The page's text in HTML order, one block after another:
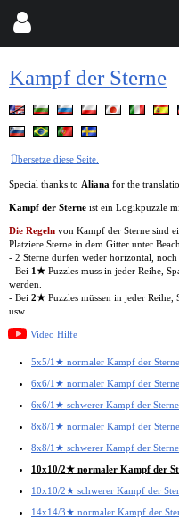
Kampf der Sterne
Übersetze diese Seite.
Special thanks to Aliana for the
Kampf der Sterne ist ein Logikpuzzle
Die Regeln von Kampf der Sterne sind
Platziere Sterne in dem Gitter unter
- 2 Sterne dürfen weder horizontal,
- Bei 1★ Puzzles muss in jeder Reihe,
werden.
- Bei 2★ Puzzles müssen in jeder
usw.
Video Hilfe
5x5/1★ normaler Kampf der Sterne
6x6/1★ normaler Kampf der Sterne
6x6/1★ schwerer Kampf der Sterne
8x8/1★ normaler Kampf der Sterne
8x8/1★ schwerer Kampf der Sterne
10x10/2★ normaler Kampf der
10x10/2★ schwerer Kampf der
14x14/3★ normaler Kampf der